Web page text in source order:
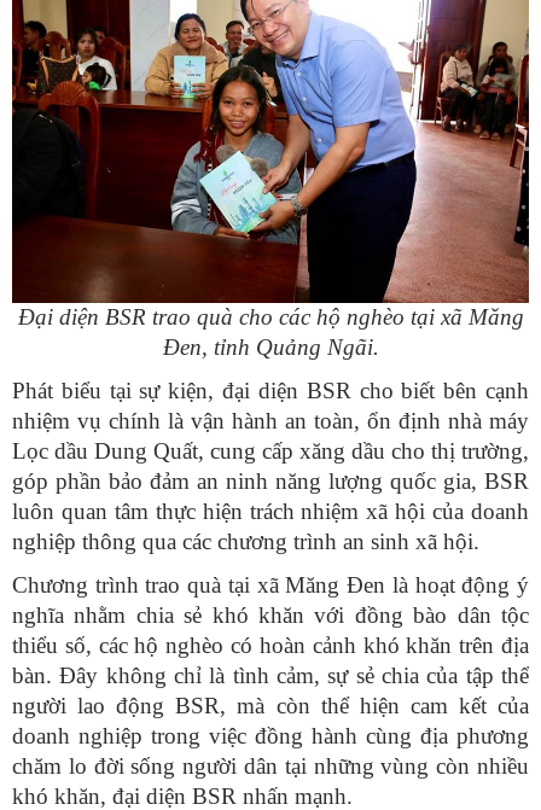
Đại diện BSR trao quà cho các hộ nghèo tại xã Măng
Đen, tỉnh Quảng Ngãi.
Phát biểu tại sự kiện, đại diện BSR cho biết bên cạnh
nhiệm vụ chính là vận hành an toàn, ổn định nhà máy
Lọc dầu Dung Quất, cung cấp xăng dầu cho thị trường,
góp phần bảo đảm an ninh năng lượng quốc gia, BSR
luôn quan tâm thực hiện trách nhiệm xã hội của doanh
nghiệp thông qua các chương trình an sinh xã hội.
Chương trình trao quà tại xã Măng Đen là hoạt động ý
nghĩa nhằm chia sẻ khó khăn với đồng bào dân tộc
thiểu số, các hộ nghèo có hoàn cảnh khó khăn trên địa
bàn. Đây không chỉ là tình cảm, sự sẻ chia của tập thể
người lao động BSR, mà còn thể hiện cam kết của
doanh nghiệp trong việc đồng hành cùng địa phương
chăm lo đời sống người dân tại những vùng còn nhiều
khó khăn, đại diện BSR nhấn mạnh.